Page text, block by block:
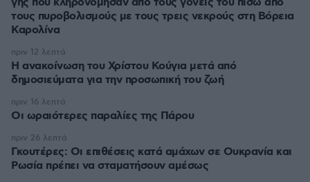
τους πυροβολισμούς με τους τρεις νεκρούς στη Βόρεια
Καρολίνα
Η ανακοίνωση του Χρίστου Κούγια μετά από
δημοσιεύματα για την προσωπική του ζωή
πριν 12 λεπτά
Οι ωραιότερες παραλίες της Πάρου
πριν 16 λεπτά
Γκουτέρες: Οι επιθέσεις κατά αμάχων σε Ουκρανία και
Ρωσία πρέπει να σταματήσουν αμέσως
πριν 26 λεπτά